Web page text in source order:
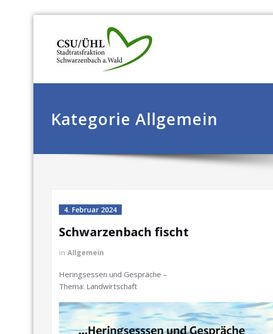
Kategorie Allgemein
4. Februar 2024
Schwarzenbach fischt
in Allgemein
Heringsessen und Gespräche –
Thema: Landwirtschaft